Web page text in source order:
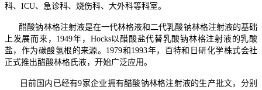
科、ICU、急诊科、烧伤科、大外科等科室。
醋酸钠林格注射液是在一代林格液和二代乳酸钠林格注射液的基础
上发展而来，1949年，Hocks以醋酸盐代替乳酸钠林格注射液的乳酸
盐，作为碳酸氢根的来源。1979和1993年，百特和日研化学株式会社
正式推出醋酸林格氏液，开始广泛应用。
目前国内已经有9家企业拥有醋酸钠林格注射液的生产批文，分别